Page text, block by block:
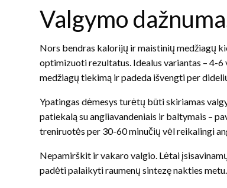
Valgymo
Nors bendras kalorijų ir maistinių medžiagų
optimizuoti rezultatus. Idealus variantas – 4-6
medžiagų tiekimą ir padeda išvengti per
Ypatingas dėmesys turėtų būti skiriamas
patiekalą su angliavandeniais ir baltymais –
treniruotės per 30-60 minučių vėl reikalingi
Nepamirškit ir vakaro valgio. Lėtai
padėti palaikyti raumenų sintezę nakties metu.